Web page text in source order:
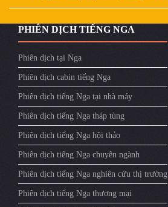
PHIÊN DỊCH TIẾNG NGA
Phiên dịch tại Nga
Phiên dịch cabin tiếng Nga
Phiên dịch tiếng Nga tại nhà máy
Phiên dịch tiếng Nga tháp tùng
Phiên dịch tiếng Nga hội thảo
Phiên dịch tiếng Nga chuyên ngành
Phiên dịch tiếng Nga nghiên cứu thị trường
Phiên dịch tiếng Nga thương mại